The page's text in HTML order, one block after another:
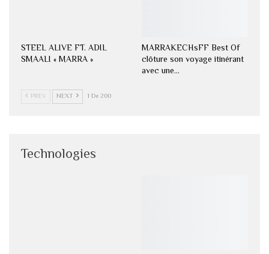
STEEL ALIVE FT. ADIL
SMAALI « MARRA »
MARRAKECHsFF Best Of
clôture son voyage itinérant
avec une…
PREV NEXT 1 De 200
Technologies